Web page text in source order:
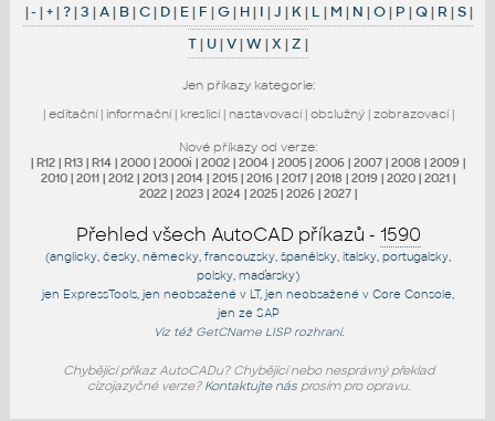
|- |+|?|3 |A| B|C| D| E| F |G| H| I |J | K| L | M | N |O| P |Q| R |S|
T| U|V|W|X |Z |
Jen příkazy kategorie:
| editační| informační| kreslicí| nastavovací| obslužný| zobrazovací|
Nové příkazy od verze:
| R12 | R13 | R14 | 2000 | 2000i | 2002 | 2004 | 2005 | 2006 | 2007 | 2008 | 2009 |
2010 | 2011 | 2012 | 2013 | 2014 | 2015 | 2016 | 2017 | 2018 | 2019 | 2020 | 2021 |
2022 | 2023 | 2024 | 2025 | 2026 | 2027 |
Přehled všech AutoCAD příkazů - 1590
(anglicky, česky, německy, francouzsky, španělsky, italsky, portugalsky,
polsky, maďarsky)
jen ExpressTools , jen neobsažené v LT, jen neobsažené v Core Console
jen ze SAP
Viz též GetCNameLISP rozhraní.
Chybějící příkaz AutoCADu? Chybějící nebo nesprávný překlad
cizojazyčné verze? Kontaktujte násprosím pro opravu.